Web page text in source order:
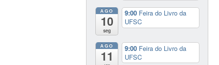
AGO
10
seg
9:00 Feira do Livro da
UFSC
AGO
11
9:00 Feira do Livro da
UFSC